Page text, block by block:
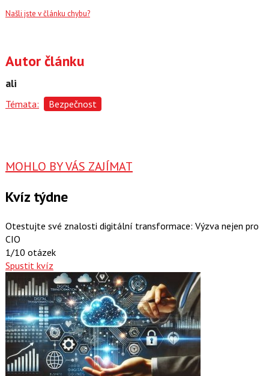
Našli jste v článku chybu?
Autor článku
ali
Témata: Bezpečnost
MOHLO BY VÁS ZAJÍMAT
Kvíz týdne
Otestujte své znalosti digitální transformace: Výzva nejen pro
CIO
1/10 otázek
Spustit kvíz